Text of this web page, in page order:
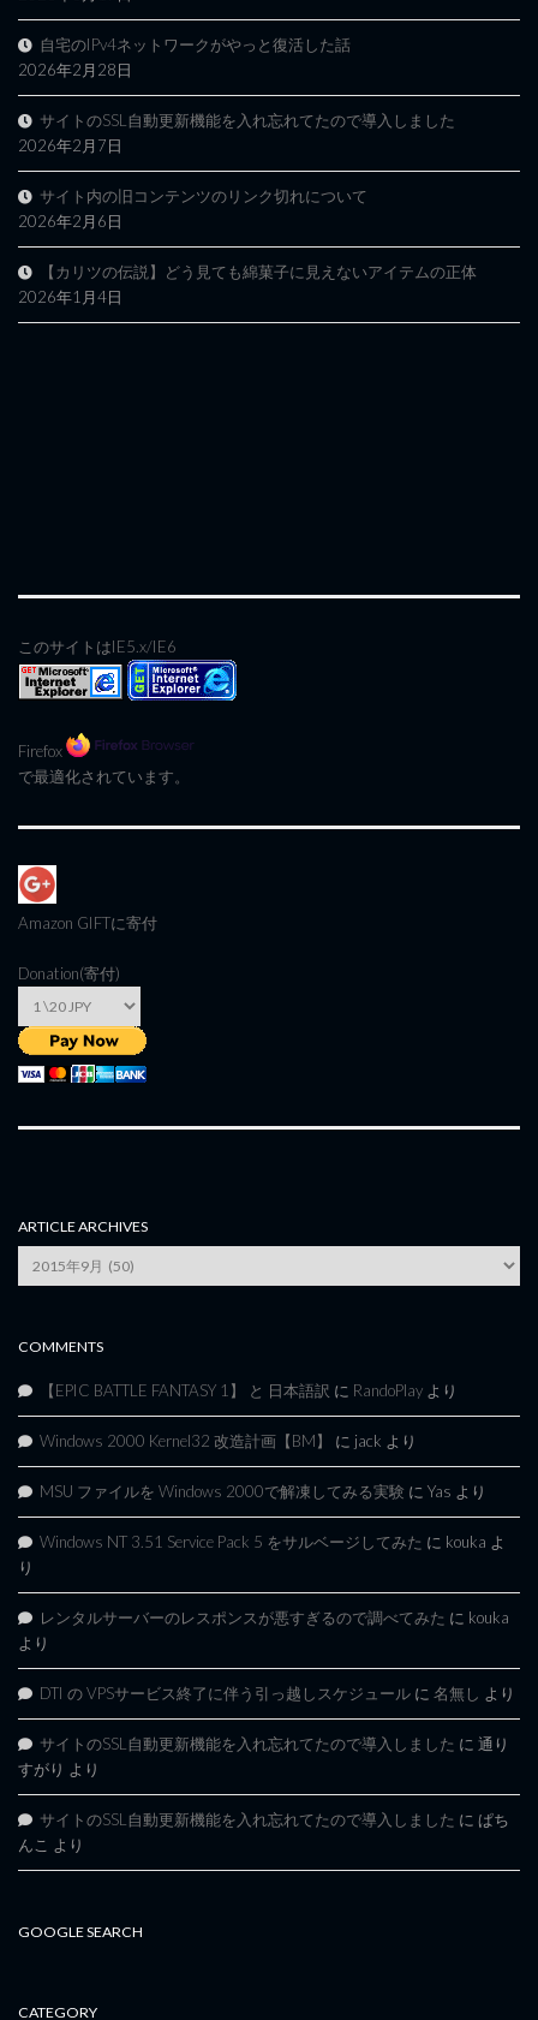
自宅のIPv4ネットワークがやっと復活した話
2026年2月28日
サイトのSSL自動更新機能を入れ忘れてたので導入しました
2026年2月7日
サイト内の旧コンテンツのリンク切れについて
2026年2月6日
【カリツの伝説】どう見ても綿菓子に見えないアイテムの正体
2026年1月4日
このサイトはIE5.x/IE6
Firefox
で最適化されています。
Amazon GIFTに寄付
Donation(寄付)
ARTICLE ARCHIVES
Archives
COMMENTS
【EPIC BATTLE FANTASY 1】 と 日本語訳 に RandoPlay より
Windows 2000 Kernel32 改造計画【BM】 に jack より
MSU ファイルを Windows 2000で解凍してみる実験 に Yas より
Windows NT 3.51 Service Pack 5 をサルベージしてみた に kouka よ
り
レンタルサーバーのレスポンスが悪すぎるので調べてみた に kouka
より
DTI の VPSサービス終了に伴う引っ越しスケジュール に 名無し より
サイトのSSL自動更新機能を入れ忘れてたので導入しました に 通り
すがり より
サイトのSSL自動更新機能を入れ忘れてたので導入しました に ぱち
んこ より
GOOGLE SEARCH
CATEGORY